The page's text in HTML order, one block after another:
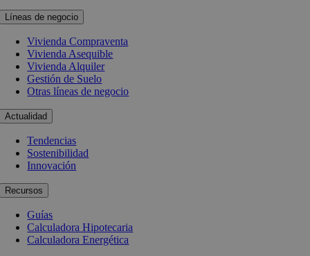
Líneas de negocio
Vivienda Compraventa
Vivienda Asequible
Vivienda Alquiler
Gestión de Suelo
Otras líneas de negocio
Actualidad
Tendencias
Sostenibilidad
Innovación
Recursos
Guías
Calculadora Hipotecaria
Calculadora Energética